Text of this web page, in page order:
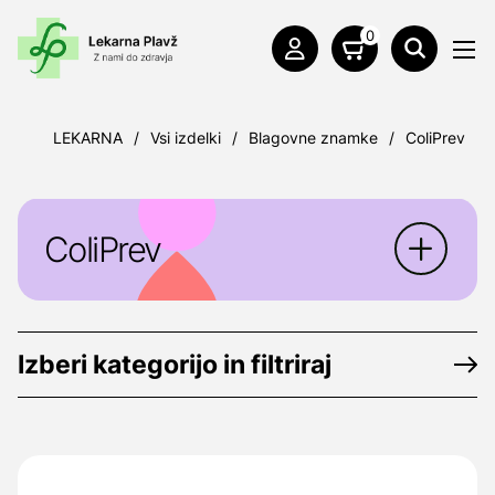
0
LEKARNA / Vsi izdelki / Blagovne znamke / ColiPrev
ColiPrev
Izberi kategorijo in filtriraj